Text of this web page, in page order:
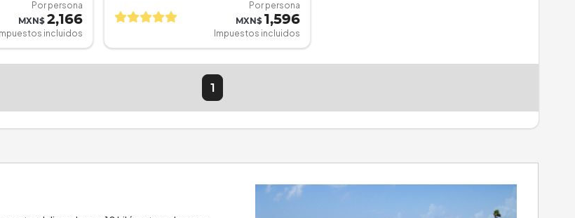
Por persona
MXN$ 2,166
Impuestos incluidos
Por persona
MXN$ 1,596
Impuestos incluidos
1